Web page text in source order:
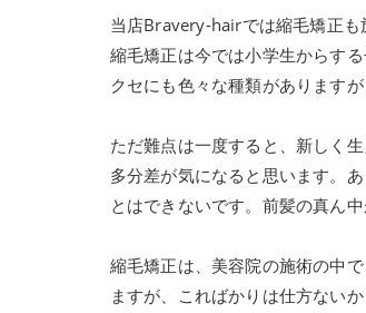
当店Bravery-hairでは縮毛矯正も
縮毛矯正は今では小学生からす
クセにも色々な種類があります
ただ難点は一度すると、新しく
多分差が気になると思います。
とはできないです。前髪の真ん
縮毛矯正は、美容院の施術の中
ますが、こればかりは仕方ない